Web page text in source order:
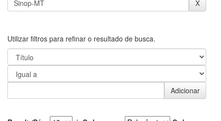
Utilizar filtros para refinar o resultado de busca.